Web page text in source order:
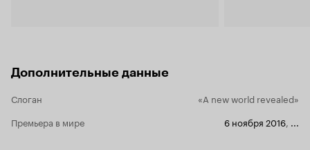
Дополнительные данные
Слоган
«A new world revealed»
Премьера в мире
6 ноября 2016